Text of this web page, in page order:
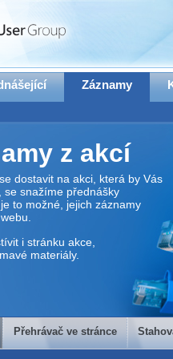
Záznamy
z akcí
dostavit na akci, která by Vás
se snažíme přednášky
to možné, jejich záznamy
i stránku akce,
materiály.
ve stránce
Přehrávač ve stránce